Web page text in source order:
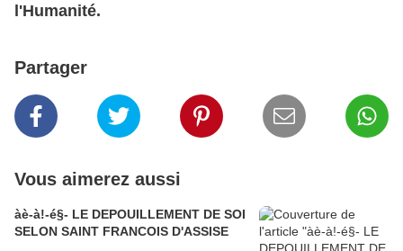
l'Humanité.
Partager
Vous aimerez aussi
àè-à!-é§- LE DEPOUILLEMENT DE SOI
SELON SAINT FRANCOIS D'ASSISE